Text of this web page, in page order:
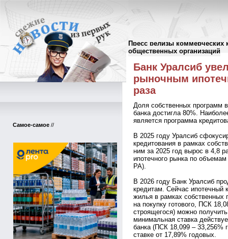
Пресс релизы коммерческих
общественных организаций
Самое-самое //
Пресс-релизы//
Банк Уралсиб
рыночным
раза
Доля собственных программ
банка достигла 80%.
является программа
В 2025 году Уралсиб
кредитования в рамках
ним за 2025 год вырос в 4,8
ипотечного рынка по
РА).
В 2026 году Банк Уралсиб
кредитам. Сейчас ипотечный
жилья в рамках собственных
на покупку готового, ПСК
строящегося) можно
минимальная ставка
банка (ПСК 18,099 – 33,256%
ставке от 17,89% годовых.